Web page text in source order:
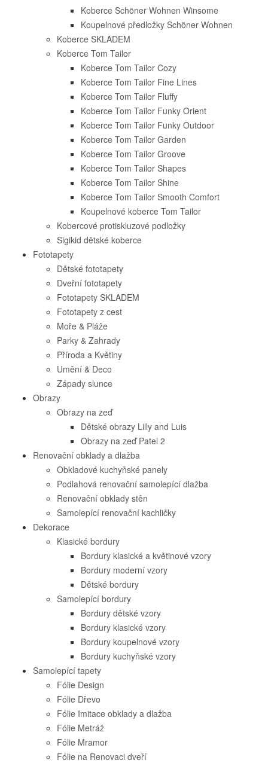
Koberce Schöner Wohnen Winsome
Koupelnové předložky Schöner Wohnen
Koberce SKLADEM
Koberce Tom Tailor
Koberce Tom Tailor Cozy
Koberce Tom Tailor Fine Lines
Koberce Tom Tailor Fluffy
Koberce Tom Tailor Funky Orient
Koberce Tom Tailor Funky Outdoor
Koberce Tom Tailor Garden
Koberce Tom Tailor Groove
Koberce Tom Tailor Shapes
Koberce Tom Tailor Shine
Koberce Tom Tailor Smooth Comfort
Koupelnové koberce Tom Tailor
Kobercové protiskluzové podložky
Sigikid dětské koberce
Fototapety
Dětské fototapety
Dveřní fototapety
Fototapety SKLADEM
Fototapety z cest
Moře & Pláže
Parky & Zahrady
Příroda a Květiny
Umění & Deco
Západy slunce
Obrazy
Obrazy na zeď
Dětské obrazy Lilly and Luis
Obrazy na zeď Patel 2
Renovační obklady a dlažba
Obkladové kuchyňské panely
Podlahová renovační samolepící dlažba
Renovační obklady stěn
Samolepící renovační kachličky
Dekorace
Klasické bordury
Bordury klasické a květinové vzory
Bordury moderní vzory
Dětské bordury
Samolepící bordury
Bordury dětské vzory
Bordury klasické vzory
Bordury koupelnové vzory
Bordury kuchyňské vzory
Samolepící tapety
Fólie Design
Fólie Dřevo
Fólie Imitace obklady a dlažba
Fólie Metráž
Fólie Mramor
Fólie na Renovaci dveří